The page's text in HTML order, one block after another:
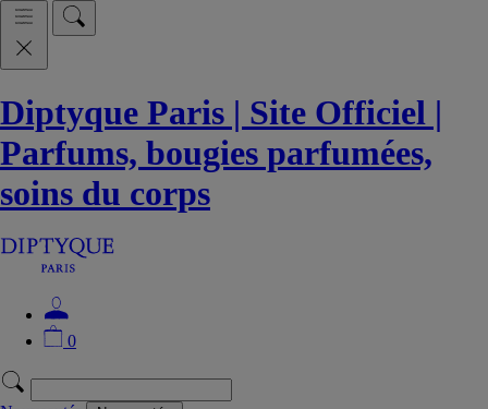
Diptyque Paris | Site Officiel |
Parfums, bougies parfumées,
soins du corps
0